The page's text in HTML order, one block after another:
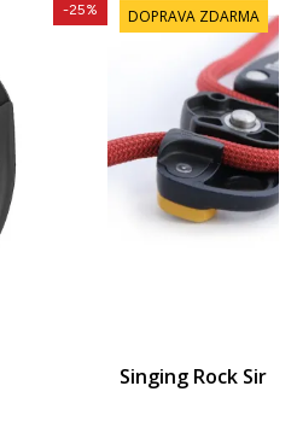
-25% DOPRAVA ZDARMA
Singing Rock Sir